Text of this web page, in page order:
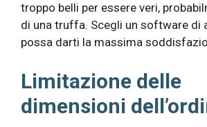
troppo belli per essere veri,
di una truffa. Scegli un software di
possa darti la massima
Limitazione delle
dimensioni